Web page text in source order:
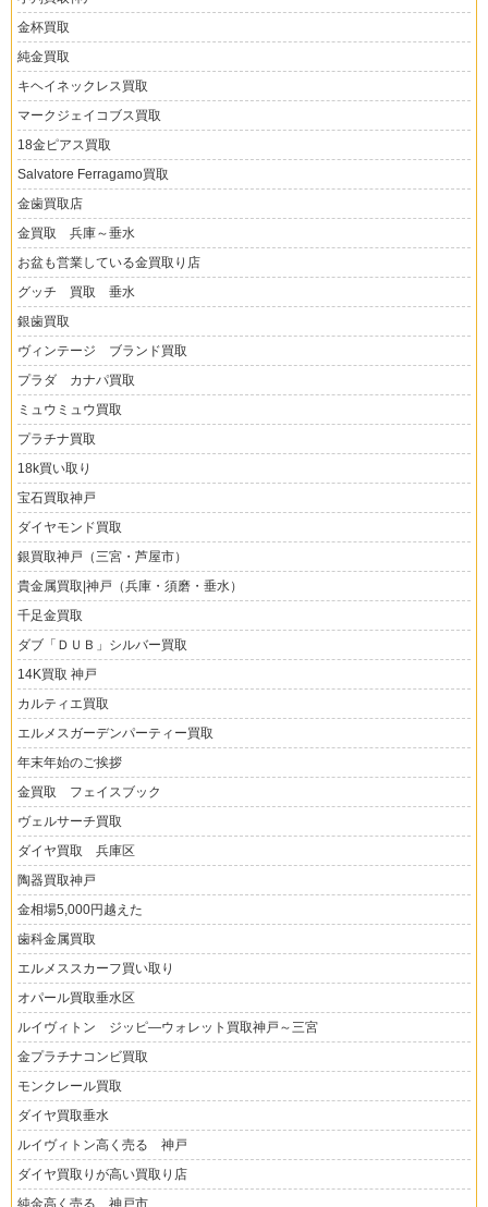
金杯買取
純金買取
キヘイネックレス買取
マークジェイコブス買取
18金ピアス買取
Salvatore Ferragamo買取
金歯買取店
金買取 兵庫～垂水
お盆も営業している金買取り店
グッチ 買取 垂水
銀歯買取
ヴィンテージ ブランド買取
プラダ カナパ買取
ミュウミュウ買取
プラチナ買取
18k買い取り
宝石買取神戸
ダイヤモンド買取
銀買取神戸（三宮・芦屋市）
貴金属買取|神戸（兵庫・須磨・垂水）
千足金買取
ダブ「ＤＵＢ」シルバー買取
14K買取 神戸
カルティエ買取
エルメスガーデンパーティー買取
年末年始のご挨拶
金買取 フェイスブック
ヴェルサーチ買取
ダイヤ買取 兵庫区
陶器買取神戸
金相場5,000円越えた
歯科金属買取
エルメススカーフ買い取り
オパール買取垂水区
ルイヴィトン ジッピ―ウォレット買取神戸～三宮
金プラチナコンビ買取
モンクレール買取
ダイヤ買取垂水
ルイヴィトン高く売る 神戸
ダイヤ買取りが高い買取り店